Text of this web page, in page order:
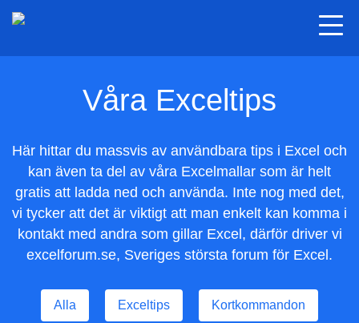
Våra Exceltips
Här hittar du massvis av användbara tips i Excel och
kan även ta del av våra Excelmallar som är helt
gratis att ladda ned och använda. Inte nog med det,
vi tycker att det är viktigt att man enkelt kan komma i
kontakt med andra som gillar Excel, därför driver vi
excelforum.se, Sveriges största forum för Excel.
Alla Exceltips Kortkommandon